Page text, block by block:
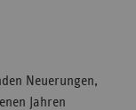
Neuerungen,
Jahren